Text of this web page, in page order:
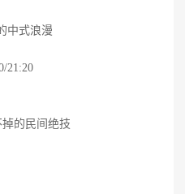
中式浪漫
21:20
的民间绝技